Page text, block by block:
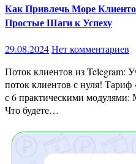
Как Привлечь Море
Простые Шаги к Успеху
29.08.2024Нет комментариев
Поток клиентов из Telegram: Учитесь создавать стабильный
поток клиентов с нуля!
с 6 практическими модулями:
Что будете…